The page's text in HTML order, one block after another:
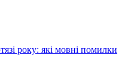
року: які мовні помилки